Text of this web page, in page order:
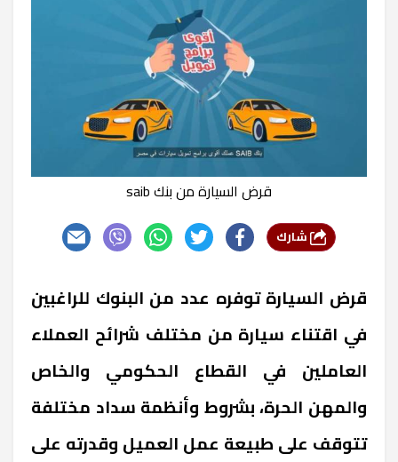
قرض السيارة من بنك saib
قرض السيارة توفره عدد من البنوك للراغبين
في اقتناء سيارة من مختلف شرائح العملاء
العاملين في القطاع الحكومي والخاص
والمهن الحرة، بشروط وأنظمة سداد مختلفة
تتوقف على طبيعة عمل العميل وقدرته على